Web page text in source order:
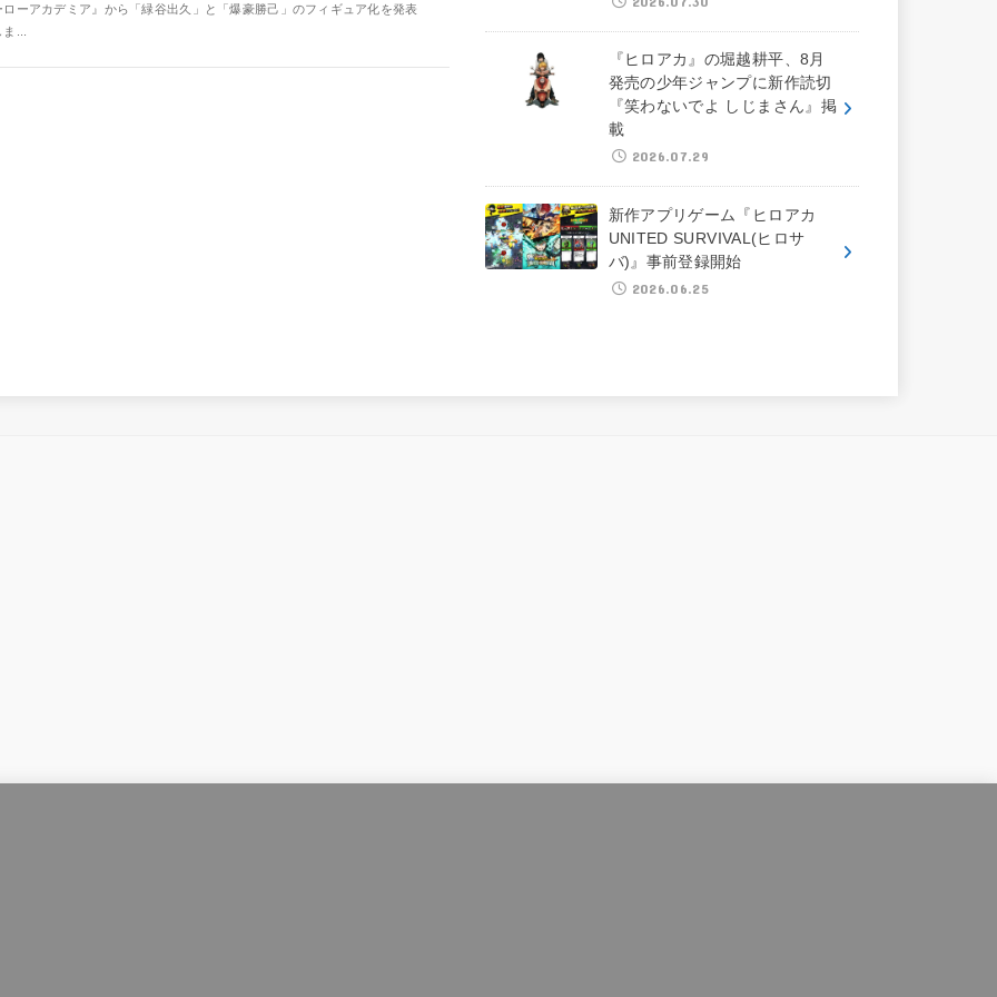
ローアカデミア』から「緑谷出久」と「爆豪勝己」のフィギュア化を発表
...
『ヒロアカ』の堀越耕平、8月
発売の少年ジャンプに新作読切
『笑わないでよ しじまさん』掲
載
2026.07.29
新作アプリゲーム『ヒロアカ
UNITED SURVIVAL(ヒロサ
バ)』事前登録開始
2026.06.25